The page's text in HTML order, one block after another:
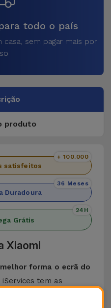
todo o país
sem pagar mais por
produto
satisfeitos
+ 100.000
Duradoura
36 Meses
Grátis
24H
Xiaomi
forma o ecrã do
iServices tem as